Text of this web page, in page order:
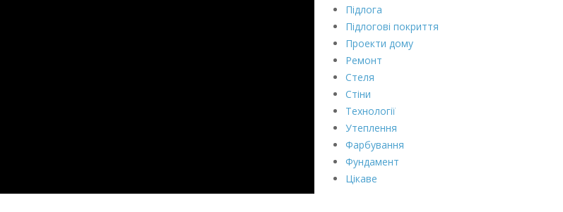
Підлога
Підлогові покриття
Проекти дому
Ремонт
Стеля
Стіни
Технології
Утеплення
Фарбування
Фундамент
Цікаве